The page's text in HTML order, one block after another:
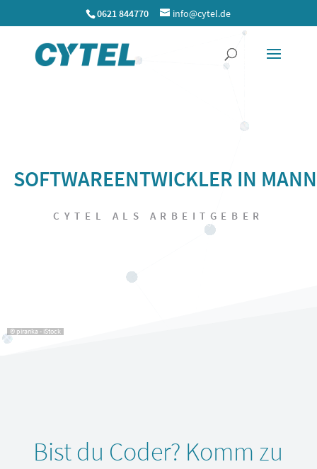
0621 844770 info@cytel.de
SOFTWAREENTWICKLER IN MANN
CYTEL ALS ARBEITGEBER
© piranka - iStock
Bist du Coder? Komm zu